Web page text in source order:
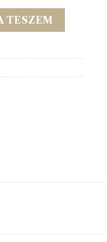
30m/vég
TESZEM